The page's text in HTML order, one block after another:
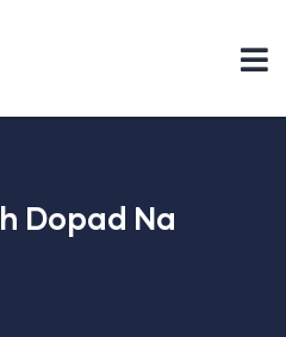
Dopad Na